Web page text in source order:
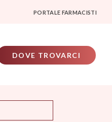
PORTALE FARMACISTI
DOVE TROVARCI